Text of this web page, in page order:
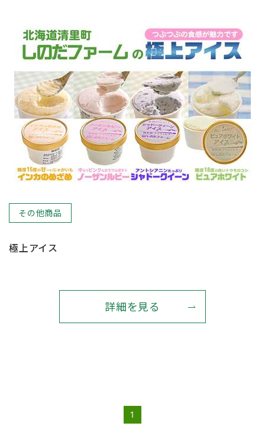
その他商品
極上アイス
詳細を見る
1